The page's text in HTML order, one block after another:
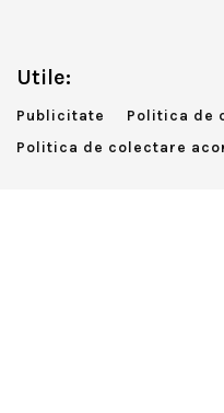
Utile:
Publicitate
Politica de
Politica de colectare